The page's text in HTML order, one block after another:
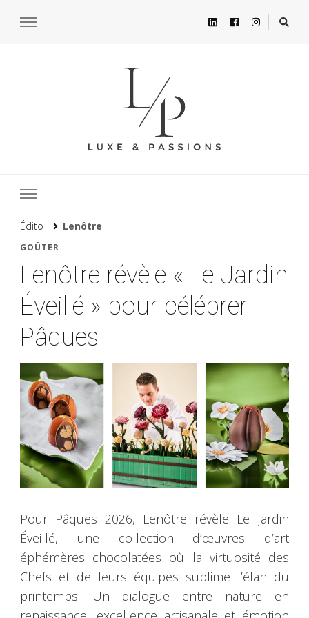
Édito Lenôtre
GOÛTER
Lenôtre révèle « Le Jardin
Éveillé » pour célébrer
Pâques
Pour Pâques 2026, Lenôtre révèle Le Jardin
Éveillé, une collection d’œuvres d’art
éphémères chocolatées où la virtuosité des
Chefs et de leurs équipes sublime l’élan du
printemps. Un dialogue entre nature en